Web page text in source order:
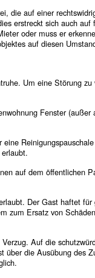
die auf einer
erstreckt sich auch auf
oder muss er
auf diesen
Um eine Störung
Fenster (außer
auf dem öffentlichen
Der Gast haftet
zum Ersatz von
Auf die
über die Ausübung des